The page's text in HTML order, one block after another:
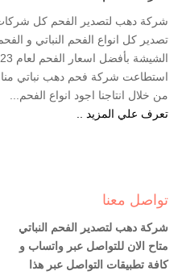
شركة دهب لتصدير الفحم كل
تصدير كل انواع الفحم النباتي و
استطاعت شركة فحم دهب نباتي
من خلال انتاجنا اجود انواع الفحم...
تعرف علي المزيد ..
تواصل معنا
شركة دهب لتصدير الفحم النباتي
متاح الان للتواصل عبر واتساب و
كافة تطبيقات التواصل عبر هذا